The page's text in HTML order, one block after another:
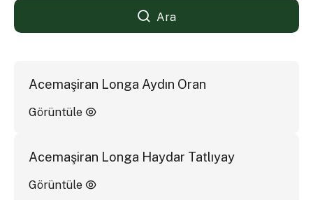
Ara
Acemaşiran Longa Aydın Oran
Görüntüle
Acemaşiran Longa Haydar Tatlıyay
Görüntüle